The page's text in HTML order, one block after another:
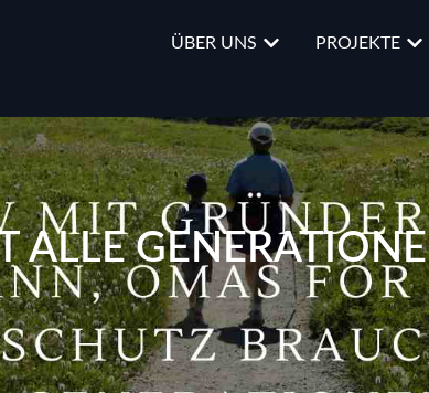
ÜBER UNS PROJEKTE
ALLE